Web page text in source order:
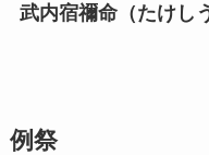
武内宿禰命（たけし
例祭